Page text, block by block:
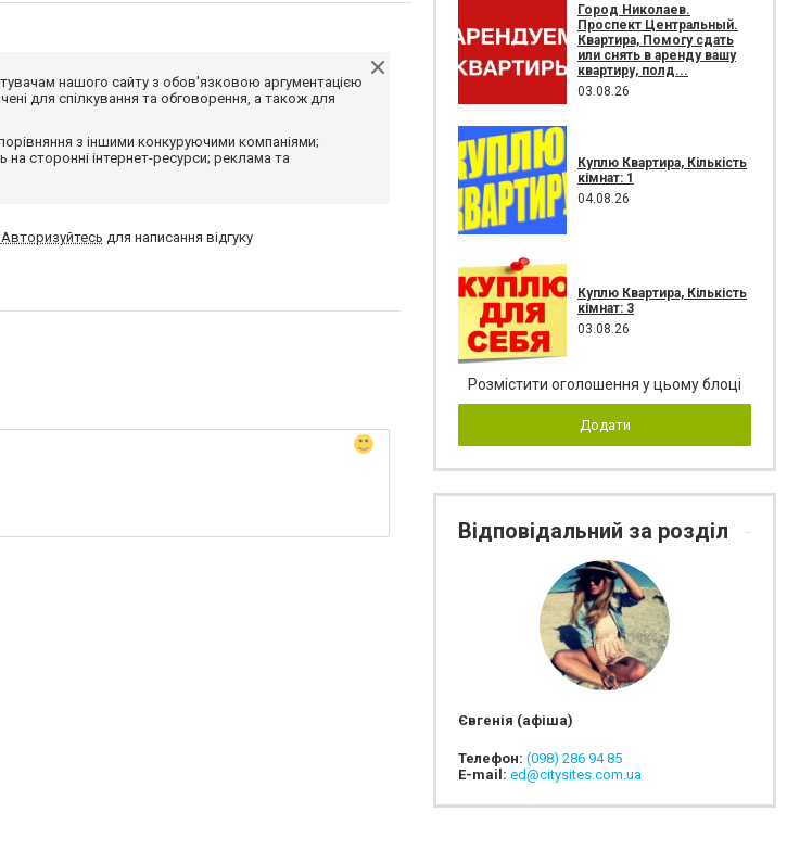
нашого сайту з обов'язковою аргументацією
для спілкування та обговорення, а також для
з іншими конкуруючими компаніями;
на сторонні інтернет-ресурси; реклама та
Авторизуйтесь для написання відгуку
Город Николаев.
Проспект Центральный.
Квартира, Помогу сдать
или снять в аренду вашу
квартиру, полд...
03.08.26
Куплю Квартира, Кількість
кімнат: 1
04.08.26
Куплю Квартира, Кількість
кімнат: 3
03.08.26
Розмістити оголошення у цьому блоці
Додати
Відповідальний за розділ
Євгенія (афіша)
Телефон: (098) 286 94 85
E-mail: ed@citysites.com.ua